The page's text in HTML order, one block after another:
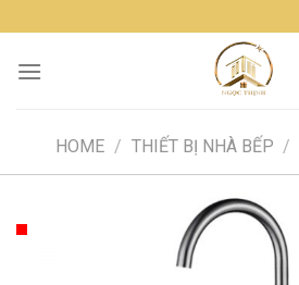
to
content
HOME / THIẾT BỊ NHÀ BẾP /